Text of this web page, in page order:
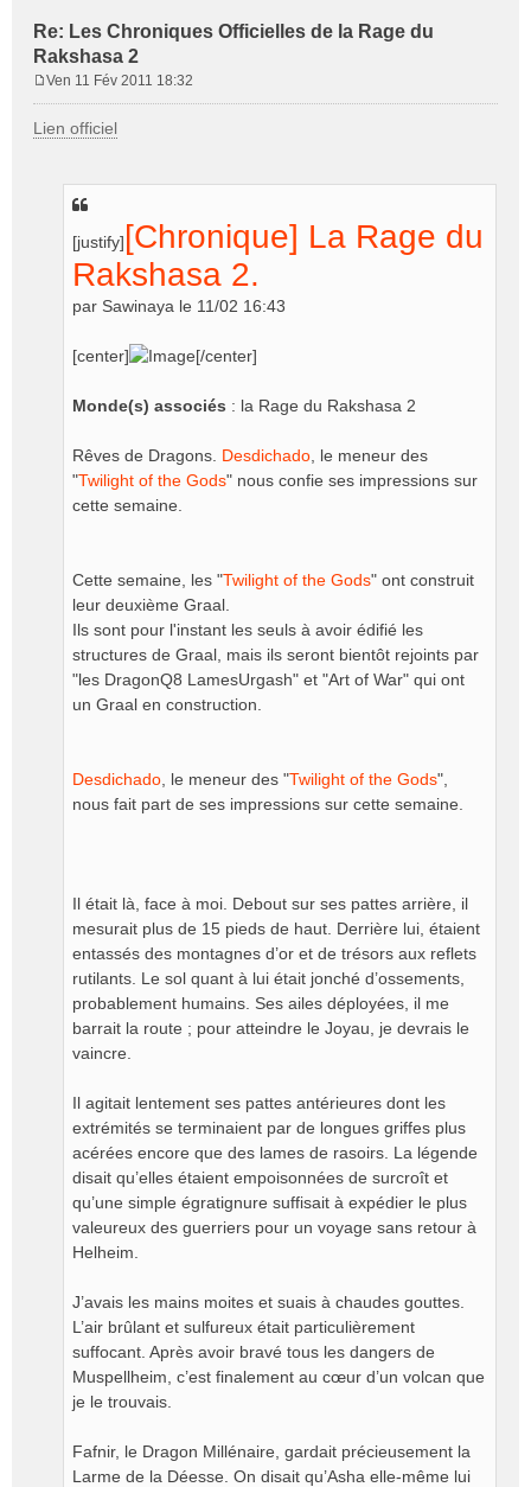
Re: Les Chroniques Officielles de la Rage du
Rakshasa 2
s
Ven 11 Fév 2011 18:32
Lien officiel
[justify][Chronique] La Rage du
Rakshasa 2.
par Sawinaya le 11/02 16:43
[center] [/center]
Monde(s) associés : la Rage du Rakshasa 2
Rêves de Dragons. Desdichado , le meneur des
"Twilight of the Gods" nous confie ses impressions sur
cette semaine.
Cette semaine, les "Twilight of the Gods" ont construit
leur deuxième Graal.
Ils sont pour l'instant les seuls à avoir édifié les
structures de Graal, mais ils seront bientôt rejoints par
"les DragonQ8 LamesUrgash" et "Art of War" qui ont
un Graal en construction.
Desdichado , le meneur des "Twilight of the Gods",
nous fait part de ses impressions sur cette semaine.
Il était là, face à moi. Debout sur ses pattes arrière, il
mesurait plus de 15 pieds de haut. Derrière lui, étaient
entassés des montagnes d’or et de trésors aux reflets
rutilants. Le sol quant à lui était jonché d’ossements,
probablement humains. Ses ailes déployées, il me
barrait la route ; pour atteindre le Joyau, je devrais le
vaincre.
Il agitait lentement ses pattes antérieures dont les
extrémités se terminaient par de longues griffes plus
acérées encore que des lames de rasoirs. La légende
disait qu’elles étaient empoisonnées de surcroît et
qu’une simple égratignure suffisait à expédier le plus
valeureux des guerriers pour un voyage sans retour à
Helheim.
J’avais les mains moites et suais à chaudes gouttes.
L’air brûlant et sulfureux était particulièrement
suffocant. Après avoir bravé tous les dangers de
Muspellheim, c’est finalement au cœur d’un volcan que
je le trouvais.
Fafnir, le Dragon Millénaire, gardait précieusement la
Larme de la Déesse. On disait qu’Asha elle-même lui